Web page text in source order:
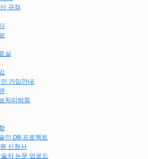
규정
실
가입안내
처리방침
인 DB 프로젝트
신청서
지 논문 업로드